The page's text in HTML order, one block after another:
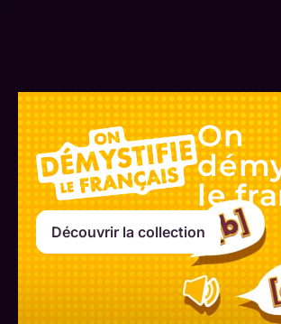
On
le
Découvrir la collection